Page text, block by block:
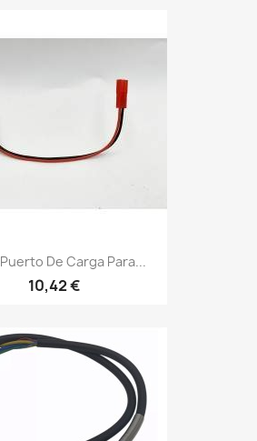
De Carga Para...
10,42 €